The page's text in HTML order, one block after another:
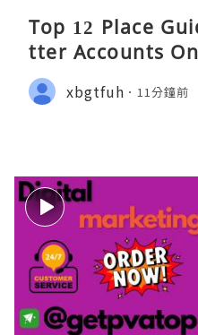
Top 12 Place
tter Accounts
xbgtfuh 11分鐘前